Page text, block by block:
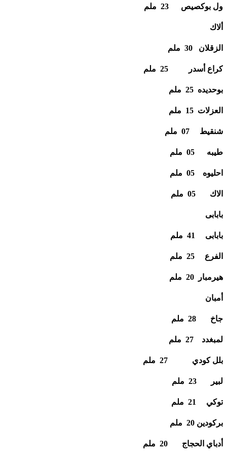
ول بوكصيص 23 ملم
ألاك
الزقلان 30 ملم
كراع أسدر 25 ملم
بوحديده 25 ملم
العزلات 15 ملم
شنقيط 07 ملم
طيبه 05 ملم
احليوه 05 ملم
الاك 05 ملم
بابابى
بابابى 41 ملم
الفرع 25 ملم
هيرمبار 20 ملم
أمبان
جاخ 28 ملم
لمبغدد 27 ملم
بلل كودي 27 ملم
لبير 23 ملم
توكي 21 ملم
بركودين 20 ملم
أدباي الحجاج 20 ملم